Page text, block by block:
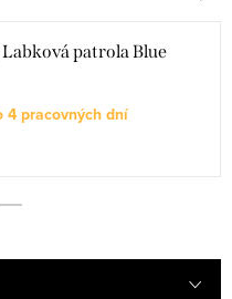
patrola Blue
4 pracovných dní